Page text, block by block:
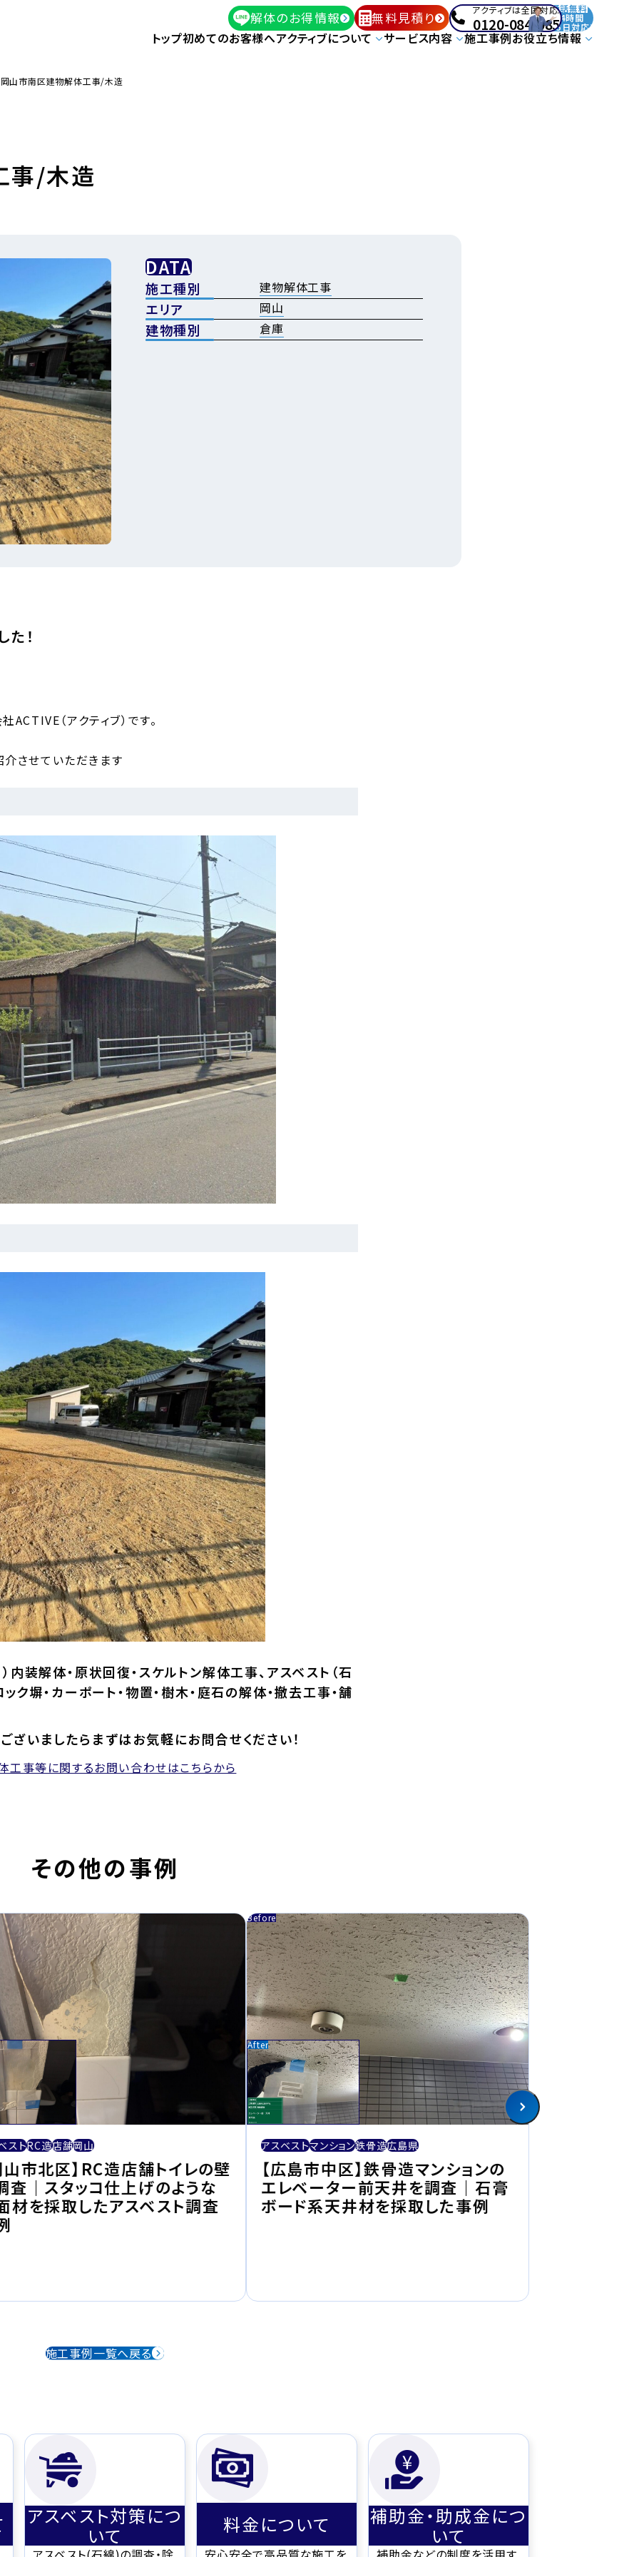
解体のお得情報 無料見積り アクティブは全国対応!
0120-084-085
通話無料
24時間
365日対応!
トップ初めてのお客様へアクティブについて サービス内容 施工事例お役立ち情報
山市南区建物解体工事/木造
事/木造
DATA
施工種別 建物解体工事
エリア 岡山
建物種別 倉庫
！
（アクティブ）です。
させていただきます
装解体・原状回復・スケルトン解体工事、アスベスト（石
ク塀・カーポート・物置・樹木・庭石の解体・撤去工事・舗
いましたらまずはお気軽にお問合せください！
体工事等に関するお問い合わせはこちらから
その他の事例
ストRC造店舗岡山
山市北区】RC造店舗トイレの壁
査｜スタッコ仕上げのような
材を採取したアスベスト調査
アスベストマンション鉄骨造広島県
【広島市中区】鉄骨造マンションの
エレベーター前天井を調査｜石膏
ボード系天井材を採取した事例
施工事例一覧へ戻る
アスベスト対策につ
いて
料金について
補助金・助成金につ
いて